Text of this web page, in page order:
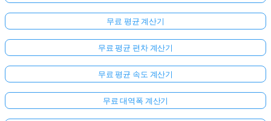
무료 평균 계산기
무료 평균 편차 계산기
무료 평균 속도 계산기
무료 대역폭 계산기